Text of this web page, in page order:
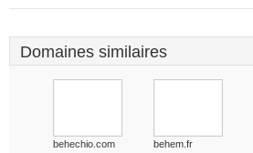
Domaines similaires
behechio.com behem.fr